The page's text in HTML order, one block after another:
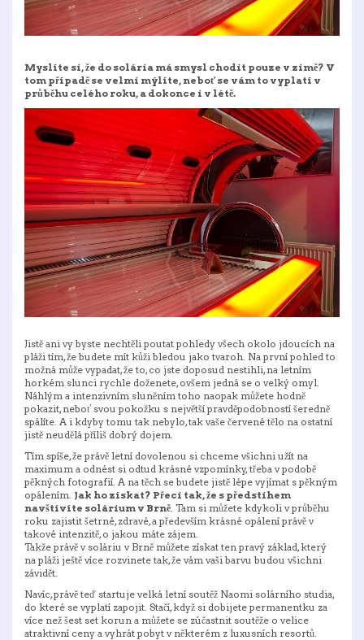
Myslíte si, že do solária má smysl chodit pouze v zimě? V
tom případě se velmi mýlíte, neboť se vám to vyplatí v
průběhu celého roku, a dokonce i v létě.
Jistě ani vy byste nechtěli poutat pohledy všech okolo jdoucích na
pláži tím, že budete mít kůži bledou jako tvaroh. Na první pohled to
možná může vypadat, že to, co jste doposud nestihli, na letním
horkém slunci rychle doženete, ovšem jedná se o velký omyl.
Náhlým a intenzivním sluněním toho naopak můžete hodně
pokazit, neboť svou pokožku s největší pravděpodobností šeredně
spálíte. A i kdyby tomu tak nebylo, tak vaše červené tělo na ostatní
jistě neudělá příliš dobrý dojem.
Tím spíše, že právě letní dovolenou si chceme všichni užít na
maximum a odnést si odtud krásné vzpomínky, třeba v podobě
pěkných fotografií. A na těch se budete jistě lépe vyjímat s pěkným
opálením. Jak ho získat? Přeci tak, že s předstihem
navštívíte solárium v Brně . Tam si můžete kdykoli v průběhu
roku zajistit šetrné, zdravé, a především krásné opálení právě v
takové intenzitě, o jakou máte zájem.
Takže právě v soláriu v Brně můžete získat ten pravý základ, který
na pláži ještě více rozvinete tak, že vám vaši barvu budou všichni
závidět.
Navíc, právě teď startuje velká letní soutěž Naomi solárního studia,
do které se vyplatí zapojit. Stačí, když si dobijete permanentku za
více než šest set korun a můžete se zúčastnit soutěže o velice
atraktivní ceny a vyhrát pobyt v některém z luxusních resortů.